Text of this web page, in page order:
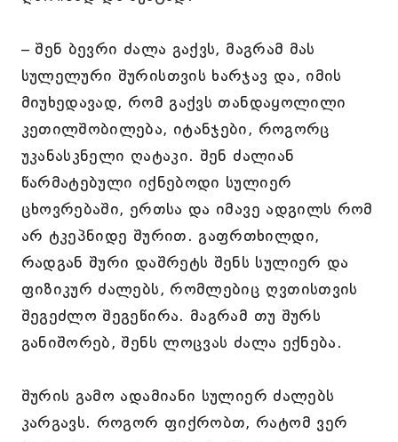
– შენ ბევრი ძალა გაქვს, მაგრამ მას
სულელური შურისთვის ხარჯავ და, იმის
მიუხედავად, რომ გაქვს თანდაყოლილი
კეთილშობილება, იტანჯები, როგორც
უკანასკნელი ღატაკი. შენ ძალიან
წარმატებული იქნებოდი სულიერ
ცხოვრებაში, ერთსა და იმავე ადგილს რომ
არ ტკეპნიდე შურით. გაფრთხილდი,
რადგან შური დაშრეტს შენს სულიერ და
ფიზიკურ ძალებს, რომლებიც ღვთისთვის
შეგეძლო შეგეწირა. მაგრამ თუ შურს
განიშორებ, შენს ლოცვას ძალა ექნება.
შურის გამო ადამიანი სულიერ ძალებს
კარგავს. როგორ ფიქრობთ, რატომ ვერ